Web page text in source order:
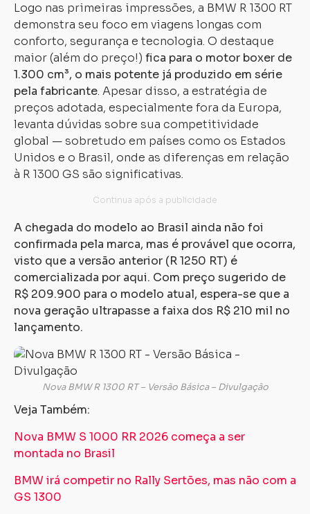
Logo nas primeiras impressões, a BMW R 1300 RT
demonstra seu foco em viagens longas com
conforto, segurança e tecnologia. O destaque
maior (além do preço!) fica para o motor boxer de
1.300 cm³, o mais potente já produzido em série
pela fabricante. Apesar disso, a estratégia de
preços adotada, especialmente fora da Europa,
levanta dúvidas sobre sua competitividade
global — sobretudo em países como os Estados
Unidos e o Brasil, onde as diferenças em relação
à R 1300 GS são significativas.
A chegada do modelo ao Brasil ainda não foi
confirmada pela marca, mas é provável que ocorra,
visto que a versão anterior (R 1250 RT) é
comercializada por aqui. Com preço sugerido de
R$ 209.900 para o modelo atual, espera-se que a
nova geração ultrapasse a faixa dos R$ 210 mil no
lançamento.
Nova BMW R 1300 RT – Versão Básica – Divulgação
Veja Também:
Nova BMW S 1000 RR 2026 começa a ser
montada no Brasil
BMW irá competir no Rally Sertões, mas não com a
GS 1300